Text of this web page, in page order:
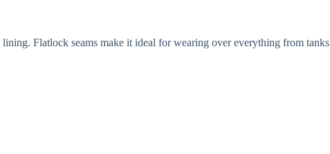
Flatlock seams make it ideal for wearing over everything from tanks